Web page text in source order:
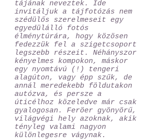
tájának neveztek. Ide
invitáljuk a tájfotózás nem
szédülős szerelmeseit egy
egyedülálló fotós
élménytúrára, hogy közösen
fedezzük fel a szigetcsoport
legszebb részeit. Néhányszor
kényelmes kompokon, máskor
egy nyomtávú (!) tengeri
alagúton, vagy épp szűk, de
annál meredekebb földutakon
autózva, és persze a
úticélhoz közeledve már csak
gyalogosan. Feröer gyönyörű,
világvégi hely azoknak, akik
tényleg valami nagyon
különlegesre vágynak.